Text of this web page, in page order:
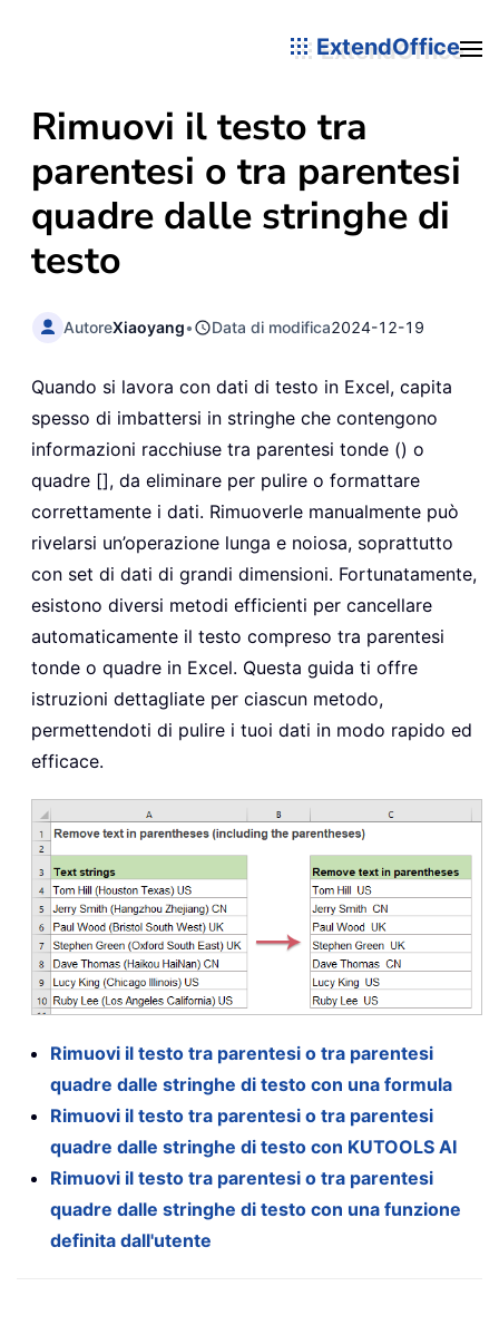
ExtendOffice
Rimuovi il testo tra
parentesi o tra parentesi
quadre dalle stringhe di
testo
AutoreXiaoyang• Data di modifica2024-12-19
Quando si lavora con dati di testo in Excel, capita
spesso di imbattersi in stringhe che contengono
informazioni racchiuse tra parentesi tonde () o
quadre [], da eliminare per pulire o formattare
correttamente i dati. Rimuoverle manualmente può
rivelarsi un’operazione lunga e noiosa, soprattutto
con set di dati di grandi dimensioni. Fortunatamente,
esistono diversi metodi efficienti per cancellare
automaticamente il testo compreso tra parentesi
tonde o quadre in Excel. Questa guida ti offre
istruzioni dettagliate per ciascun metodo,
permettendoti di pulire i tuoi dati in modo rapido ed
efficace.
Rimuovi il testo tra parentesi o tra parentesi
quadre dalle stringhe di testo con una formula
Rimuovi il testo tra parentesi o tra parentesi
quadre dalle stringhe di testo con KUTOOLS AI
Rimuovi il testo tra parentesi o tra parentesi
quadre dalle stringhe di testo con una funzione
definita dall'utente